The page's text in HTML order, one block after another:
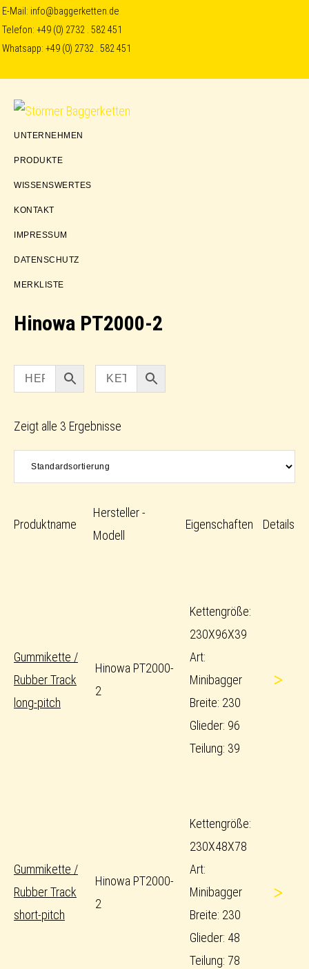
Skip
to
primary
navigation
Skip
to
content
Skip
to
E-Mail: info@baggerketten.de
Telefon:+49 (0) 2732 . 582 451
Whatsapp:+49 (0) 2732 . 582 451
Störmer
UNTERNEHMEN
PRODUKTE
WISSENSWERTES
KONTAKT
IMPRESSUM
DATENSCHUTZ
MERKLISTE
Hinowa PT2000-2
Zeigt alle 3 Ergebnisse
Produktname
Hersteller -
Modell
Eigenschaften Details
Gummikette /
Rubber Track
long-pitch
Hinowa PT2000-
2
Kettengröße:
230X96X39
Art:
Minibagger
Breite: 230
Glieder: 96
Teilung: 39
>
Gummikette /
Rubber Track
short-pitch
Hinowa PT2000-
2
Kettengröße:
230X48X78
Art:
Minibagger
Breite: 230
Glieder: 48
Teilung: 78
>